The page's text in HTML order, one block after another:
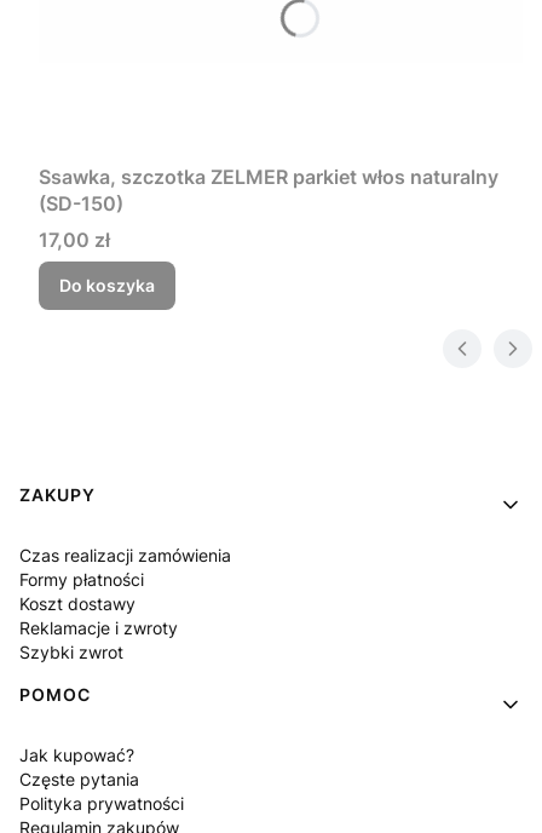
Ssawka, szczotka ZELMER parkiet włos naturalny
(SD-150)
Cena
17,00 zł
Do koszyka
Linki w stopce
ZAKUPY
Czas realizacji zamówienia
Formy płatności
Koszt dostawy
Reklamacje i zwroty
Szybki zwrot
POMOC
Jak kupować?
Częste pytania
Polityka prywatności
Regulamin zakupów